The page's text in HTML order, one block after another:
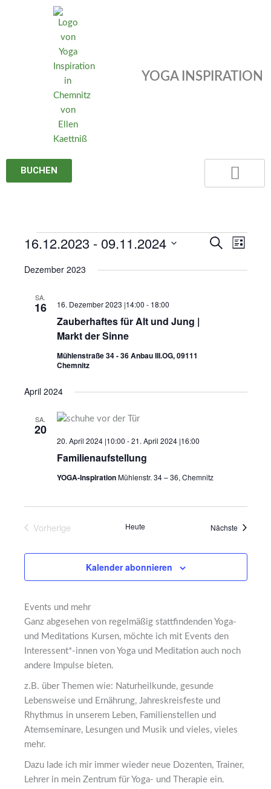
YOGA INSPIRATION
BUCHEN
Veranstaltungen
Veranstaltungen
und
Suche
Liste
16.12.2023 - 09.11.2024
wählen.
Dezember 2023
SA.
16
Zauberhaftes für Alt und Jung |
Markt der Sinne
16. Dezember 2023 |14:00 - 18:00
Mühlenstraße 34 - 36 Anbau III.OG, 09111
Chemnitz
April 2024
SA.
20
Familienaufstellung
20. April 2024 |10:00 -21. April 2024 |16:00
YOGA-InspirationMühlenstr. 34 – 36, Chemnitz
Vorherige
Heute Nächste
Kalender abonnieren
Events und mehr
Ganz abgesehen von regelmäßig stattfindenden Yoga-
und Meditations Kursen, möchte ich mit Events den
Interessent*-innen von Yoga und Meditation auch noch
andere Impulse bieten.
z.B. über Themen wie: Naturheilkunde, gesunde
Lebensweise und Ernährung, Jahreskreisfeste und
Rhythmus in unserem Leben, Familienstellen und
Atemseminare, Lesungen und Musik und vieles, vieles
mehr.
Dazu lade ich mir immer wieder neue Dozenten, Trainer,
Lehrer in mein Zentrum für Yoga- und Therapie ein.